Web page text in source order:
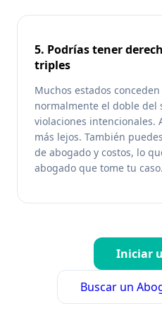
5. Podrías tener
triples
Muchos estados
normalmente el doble
violaciones intencionales.
más lejos. También
de abogado y costos, lo
abogado que tome tu caso.
Iniciar
Buscar un